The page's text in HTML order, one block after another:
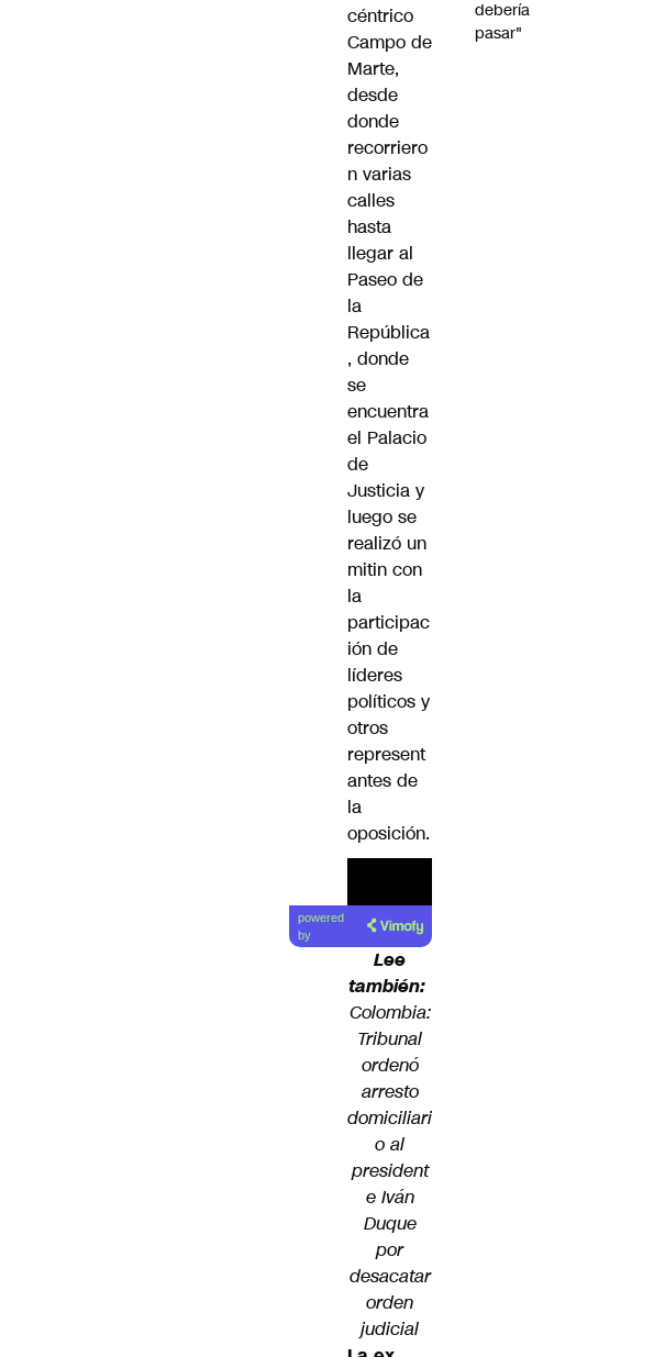
céntrico
Campo de
Marte,
desde
donde
recorriero
n varias
calles
hasta
llegar al
Paseo de
la
República
, donde
se
encuentra
el Palacio
de
Justicia y
luego se
realizó un
mitin con
la
participac
ión de
líderes
políticos y
otros
represent
antes de
la
oposición.
powered
by
Lee
también:
Colombia:
Tribunal
ordenó
arresto
domiciliari
o al
president
e Iván
Duque
por
desacatar
orden
judicial
debería
pasar"